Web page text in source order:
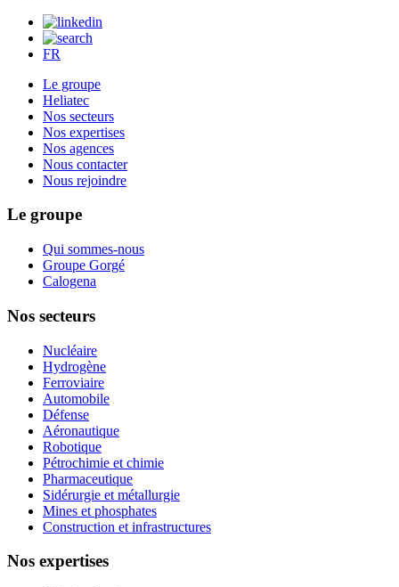
FR
Le groupe
Heliatec
Nos secteurs
Nos expertises
Nos agences
Nous contacter
Nous rejoindre
Le groupe
Qui sommes-nous
Groupe Gorgé
Calogena
Nos secteurs
Nucléaire
Hydrogène
Ferroviaire
Automobile
Défense
Aéronautique
Robotique
Pétrochimie et chimie
Pharmaceutique
Sidérurgie et métallurgie
Mines et phosphates
Construction et infrastructures
Nos expertises